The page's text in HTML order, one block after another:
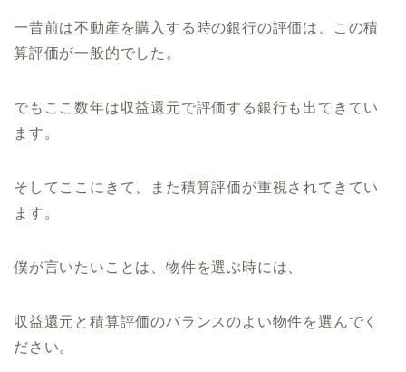
一昔前は不動産を購入する時の銀行の評価は、この積
算評価が一般的でした。
でもここ数年は収益還元で評価する銀行も出てきてい
ます。
そしてここにきて、また積算評価が重視されてきてい
ます。
僕が言いたいことは、物件を選ぶ時には、
収益還元と積算評価のバランスのよい物件を選んでく
ださい。